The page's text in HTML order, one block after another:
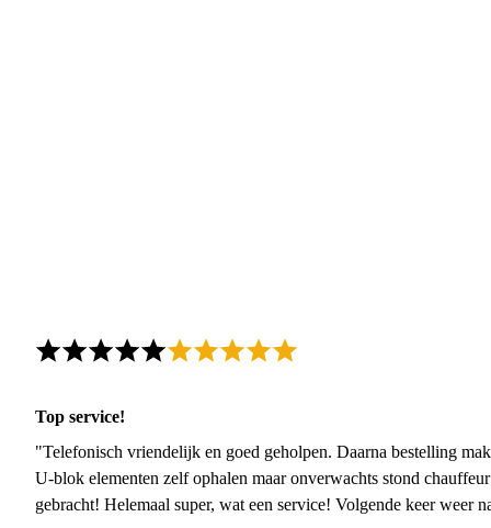
Top service!
"Telefonisch vriendelijk en goed geholpen. Daarna bestelling
U-blok elementen zelf ophalen maar onverwachts stond
gebracht! Helemaal super, wat een service! Volgende keer weer